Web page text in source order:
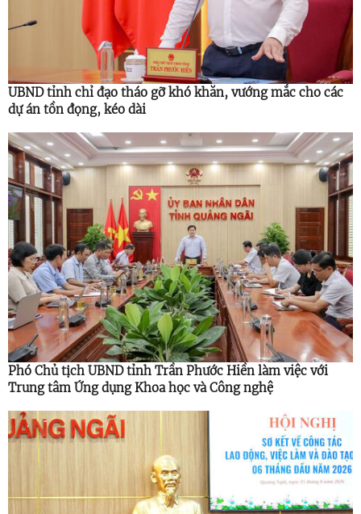
UBND tỉnh chỉ đạo tháo gỡ khó khăn, vướng mắc cho các
dự án tồn đọng, kéo dài
Phó Chủ tịch UBND tỉnh Trần Phước Hiền làm việc với
Trung tâm Ứng dụng Khoa học và Công nghệ